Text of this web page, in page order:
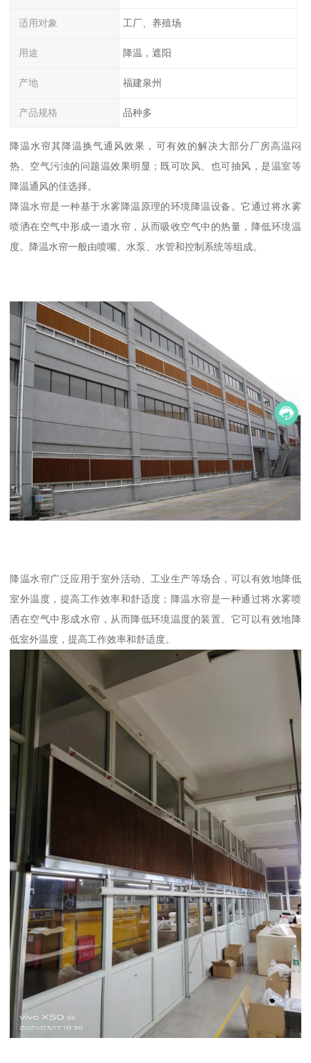
适用对象 工厂、养殖场
用途 降温，遮阳
产地 福建泉州
产品规格 品种多
降温水帘其降温换气通风效果，可有效的解决大部分厂房高温闷
热、空气污浊的问题温效果明显；既可吹风、也可抽风，是温室等
降温通风的佳选择。
降温水帘是一种基于水雾降温原理的环境降温设备。它通过将水雾
喷洒在空气中形成一道水帘，从而吸收空气中的热量，降低环境温
度。降温水帘一般由喷嘴、水泵、水管和控制系统等组成。
降温水帘广泛应用于室外活动、工业生产等场合，可以有效地降低
室外温度，提高工作效率和舒适度；降温水帘是一种通过将水雾喷
洒在空气中形成水帘，从而降低环境温度的装置。它可以有效地降
低室外温度，提高工作效率和舒适度。